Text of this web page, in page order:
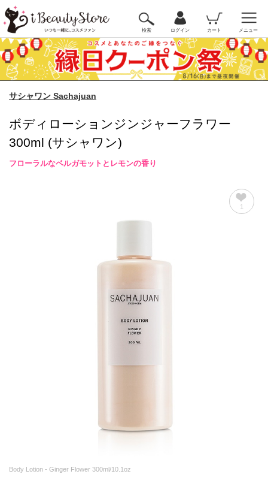
検索 ログイン カート メニュー
サシャワン Sachajuan
ボディローションジンジャーフラワー
300ml (サシャワン)
フローラルなベルガモットとレモンの香り
1
Body Lotion - Ginger Flower 300ml/10.1oz